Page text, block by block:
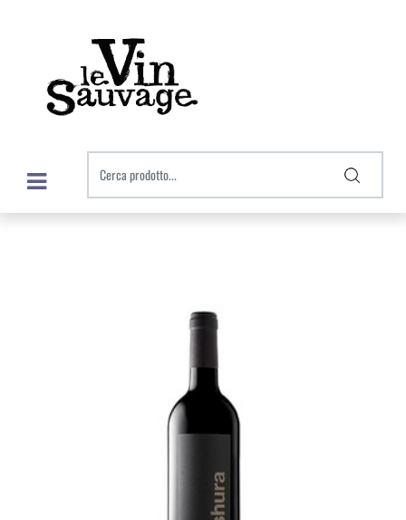
Open menu